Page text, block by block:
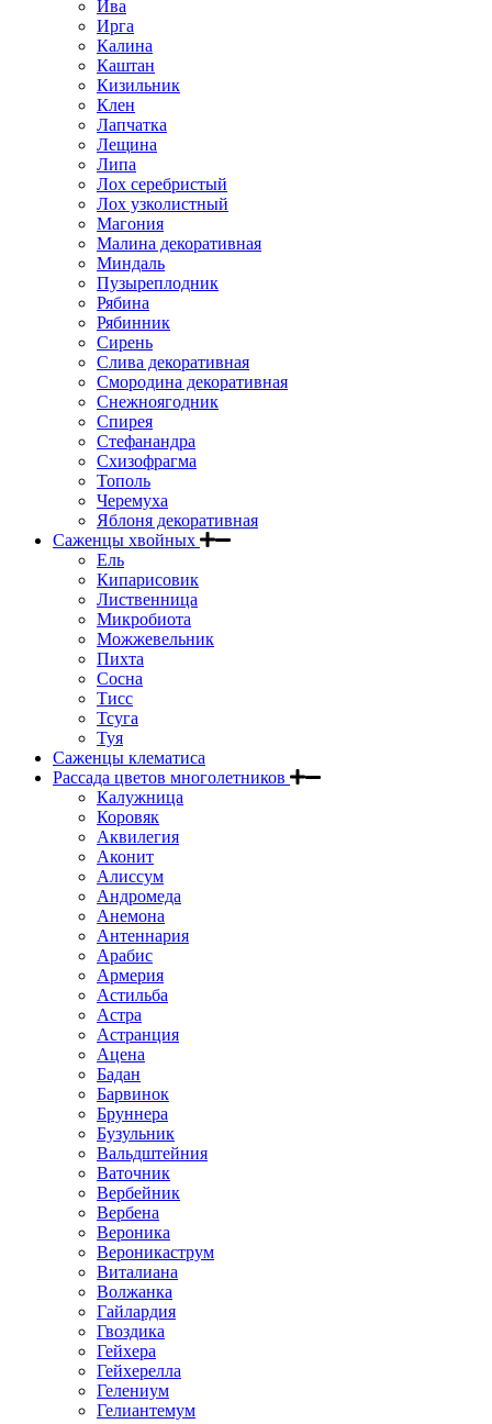
Ива
Ирга
Калина
Каштан
Кизильник
Клен
Лапчатка
Лещина
Липа
Лох серебристый
Лох узколистный
Магония
Малина декоративная
Миндаль
Пузыреплодник
Рябина
Рябинник
Сирень
Слива декоративная
Смородина декоративная
Снежноягодник
Спирея
Стефанандра
Схизофрагма
Тополь
Черемуха
Яблоня декоративная
Саженцы хвойных
Ель
Кипарисовик
Лиственница
Микробиота
Можжевельник
Пихта
Сосна
Тисс
Тсуга
Туя
Саженцы клематиса
Рассада цветов многолетников
Калужница
Коровяк
Аквилегия
Аконит
Алиссум
Андромеда
Анемона
Антеннария
Арабис
Армерия
Астильба
Астра
Астранция
Ацена
Бадан
Барвинок
Бруннера
Бузульник
Вальдштейния
Ваточник
Вербейник
Вербена
Вероника
Вероникаструм
Виталиана
Волжанка
Гайлардия
Гвоздика
Гейхера
Гейхерелла
Гелениум
Гелиантемум